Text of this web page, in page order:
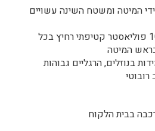
המיטה ומשטח השינה עשויים
ריפוד ספוגים ובד 100% פוליאסטר קטיפתי רחיץ בכל
המיטה
בנוזלים, הרגליים גבוהות
בבית הלקוח